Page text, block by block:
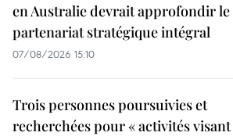
en Australie devrait approfondir le
partenariat stratégique intégral
07/08/2026 15:10
Trois personnes poursuivies et
recherchées pour « activités visant